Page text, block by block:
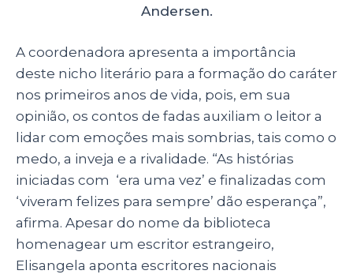
Andersen.
A coordenadora apresenta a importância
deste nicho literário para a formação do caráter
nos primeiros anos de vida, pois, em sua
opinião, os contos de fadas auxiliam o leitor a
lidar com emoções mais sombrias, tais como o
medo, a inveja e a rivalidade. “As histórias
iniciadas com ‘era uma vez’ e finalizadas com
‘viveram felizes para sempre’ dão esperança”,
afirma. Apesar do nome da biblioteca
homenagear um escritor estrangeiro,
Elisangela aponta escritores nacionais